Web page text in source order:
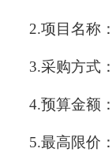
2.项目名称
3.采购方式
4.预算金额
5.最高限价